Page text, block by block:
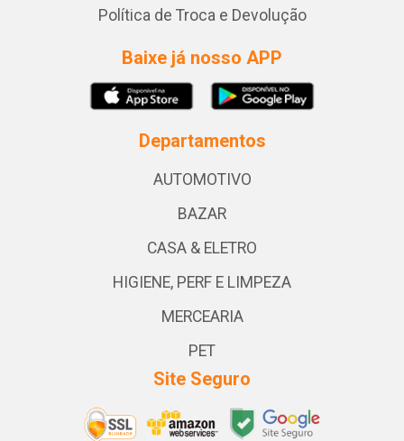
Política de Troca e Devolução
Baixe já nosso APP
Departamentos
AUTOMOTIVO
BAZAR
CASA & ELETRO
HIGIENE, PERF E LIMPEZA
MERCEARIA
PET
Site Seguro